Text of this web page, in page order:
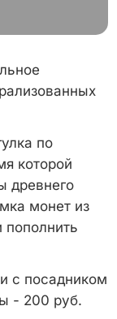
по
которой
древнего
монет из
пополнить
с посадником
- 200 руб.